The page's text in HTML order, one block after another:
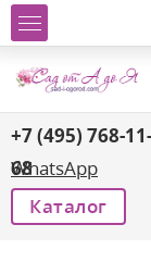
+7 (495) 768-11-
68
WhatsApp
Каталог